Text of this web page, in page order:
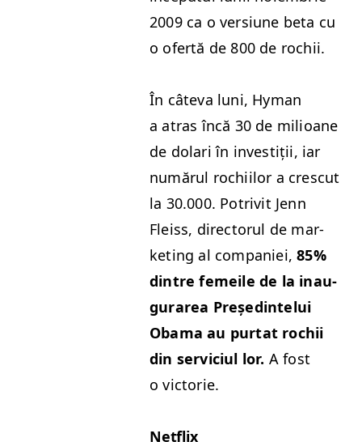
2009 ca o ver­si­une beta cu
o ofer­tă de 800 de rochii.
În câte­va luni, Hyman
a atras încă 30 de mil­ioane
de dolari în investiții, iar
numărul rochi­ilor a cres­cut
la 30.000. Potriv­it Jenn
Fleiss, direc­torul de mar­
ket­ing al com­paniei, 85%
din­tre femeile de la inau­
gu­rarea Președ­in­telui
Oba­ma au pur­tat rochii
din ser­vi­ci­ul lor. A fost
o victorie.
Net­flix